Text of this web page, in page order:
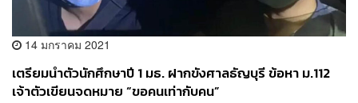
14 มกราคม 2021
เตรียมนำตัวนักศึกษาปี 1 มธ. ฝากขังศาลธัญบุรี ข้อหา ม.112
เจ้าตัวเขียนจดหมาย “ขอคนเท่ากับคน”